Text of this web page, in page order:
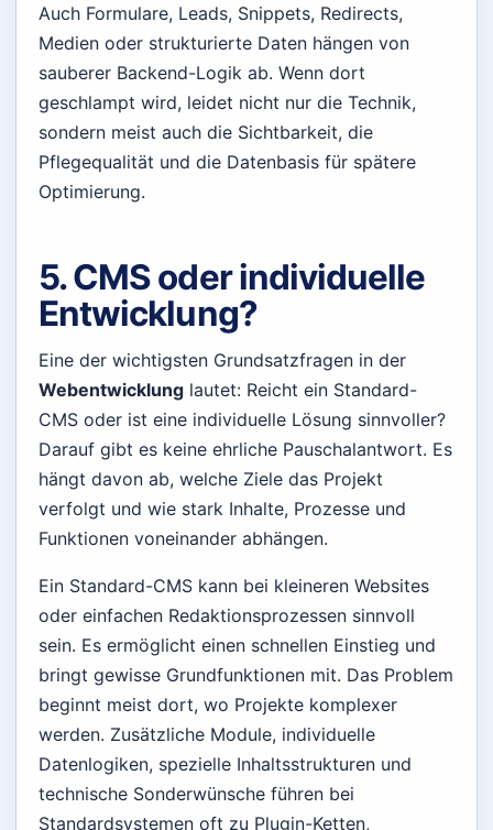
Auch Formulare, Leads, Snippets, Redirects,
Medien oder strukturierte Daten hängen von
sauberer Backend-Logik ab. Wenn dort
geschlampt wird, leidet nicht nur die Technik,
sondern meist auch die Sichtbarkeit, die
Pflegequalität und die Datenbasis für spätere
Optimierung.
5. CMS oder individuelle
Entwicklung?
Eine der wichtigsten Grundsatzfragen in der
Webentwicklung lautet: Reicht ein Standard-
CMS oder ist eine individuelle Lösung sinnvoller?
Darauf gibt es keine ehrliche Pauschalantwort. Es
hängt davon ab, welche Ziele das Projekt
verfolgt und wie stark Inhalte, Prozesse und
Funktionen voneinander abhängen.
Ein Standard-CMS kann bei kleineren Websites
oder einfachen Redaktionsprozessen sinnvoll
sein. Es ermöglicht einen schnellen Einstieg und
bringt gewisse Grundfunktionen mit. Das Problem
beginnt meist dort, wo Projekte komplexer
werden. Zusätzliche Module, individuelle
Datenlogiken, spezielle Inhaltsstrukturen und
technische Sonderwünsche führen bei
Standardsystemen oft zu Plugin-Ketten,